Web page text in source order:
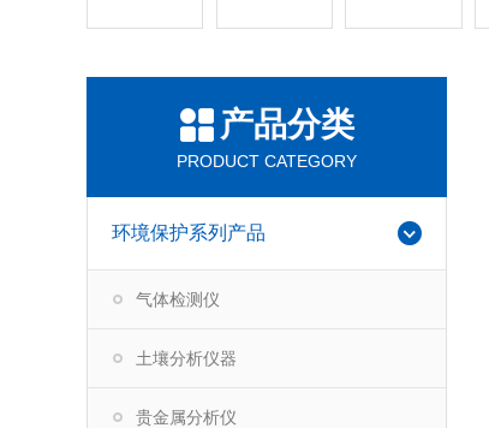
产品分类
PRODUCT CATEGORY
环境保护系列产品
气体检测仪
土壤分析仪器
贵金属分析仪